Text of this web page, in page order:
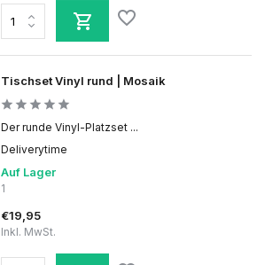
Tischset Vinyl rund | Mosaik
Der runde Vinyl-Platzset ...
Deliverytime
Auf Lager
1
€19,95
Inkl. MwSt.